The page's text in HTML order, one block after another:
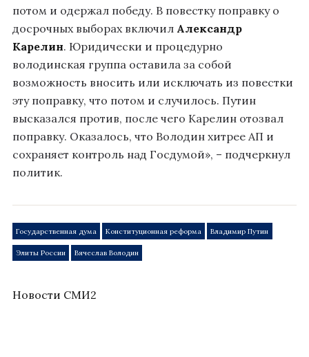
потом и одержал победу. В повестку поправку о
досрочных выборах включил Александр
Карелин. Юридически и процедурно
володинская группа оставила за собой
возможность вносить или исключать из повестки
эту поправку, что потом и случилось. Путин
высказался против, после чего Карелин отозвал
поправку. Оказалось, что Володин хитрее АП и
сохраняет контроль над Госдумой», – подчеркнул
политик.
Государственная дума Конституционная реформа Владимир Путин
Элиты России Вячеслав Володин
Новости СМИ2